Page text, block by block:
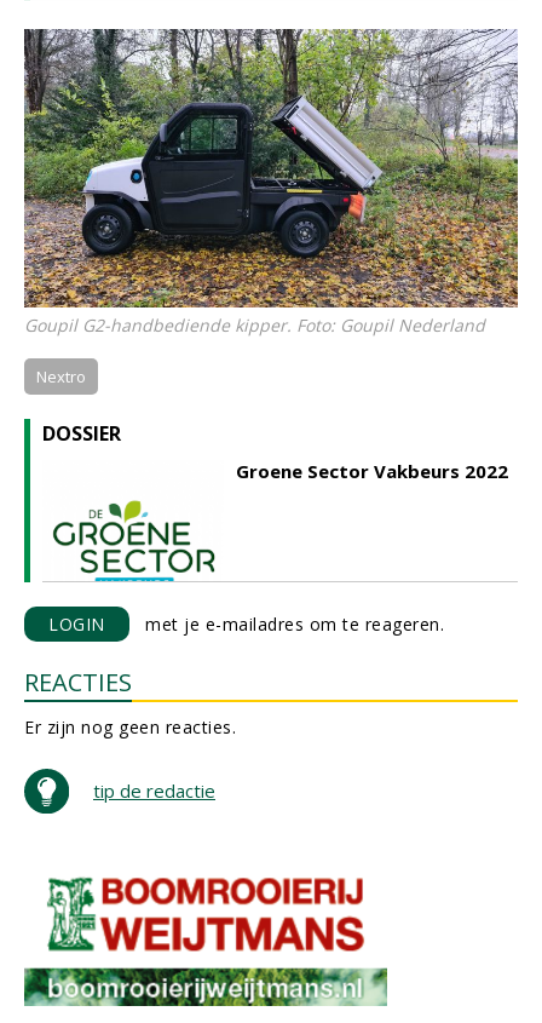
Goupil G2-handbediende kipper. Foto: Goupil Nederland
Nextro
DOSSIER
Groene Sector Vakbeurs 2022
LOGIN met je e-mailadres om te reageren.
REACTIES
Er zijn nog geen reacties.
tip de redactie